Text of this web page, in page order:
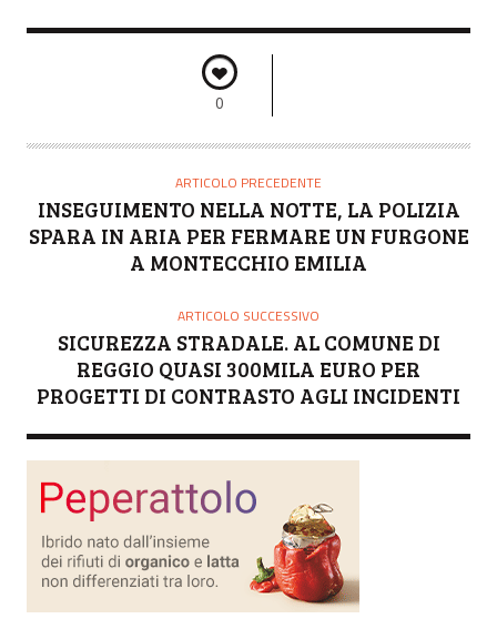
0
ARTICOLO PRECEDENTE
INSEGUIMENTO NELLA NOTTE, LA POLIZIA
SPARA IN ARIA PER FERMARE UN FURGONE
A MONTECCHIO EMILIA
ARTICOLO SUCCESSIVO
SICUREZZA STRADALE. AL COMUNE DI
REGGIO QUASI 300MILA EURO PER
PROGETTI DI CONTRASTO AGLI INCIDENTI